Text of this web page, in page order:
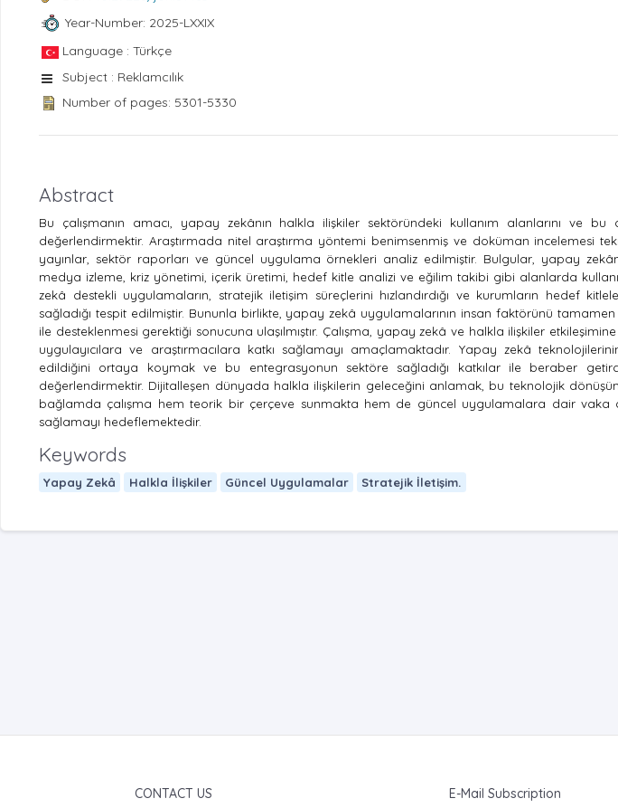
Year-Number: 2025-LXXIX
Language : Türkçe
Subject : Reklamcılık
Number of pages: 5301-5330
Abstract
Bu çalışmanın amacı, yapay zekânın halkla ilişkiler sektöründeki kullanım alanlarını ve
değerlendirmektir. Araştırmada nitel araştırma yöntemi benimsenmiş ve doküman incelemesi
yayınlar, sektör raporları ve güncel uygulama örnekleri analiz edilmiştir. Bulgular, yapay
medya izleme, kriz yönetimi, içerik üretimi, hedef kitle analizi ve eğilim takibi gibi alanlarda
zekâ destekli uygulamaların, stratejik iletişim süreçlerini hızlandırdığı ve kurumların hedef
sağladığı tespit edilmiştir. Bununla birlikte, yapay zekâ uygulamalarının insan faktörünü tamamen
ile desteklenmesi gerektiği sonucuna ulaşılmıştır. Çalışma, yapay zekâ ve halkla ilişkiler
uygulayıcılara ve araştırmacılara katkı sağlamayı amaçlamaktadır.
Yapay zekâ
edildiğini ortaya koymak ve bu entegrasyonun sektöre sağladığı katkılar ile beraber
değerlendirmektir. Dijitalleşen dünyada halkla ilişkilerin geleceğini anlamak, bu teknolojik
bağlamda çalışma hem teorik bir çerçeve sunmakta hem de güncel uygulamalara dair vaka
sağlamayı hedeflemektedir.
Keywords
Yapay Zekâ Halkla İlişkiler Güncel Uygulamalar Stratejik İletişim.
CONTACT US E-Mail Subscription